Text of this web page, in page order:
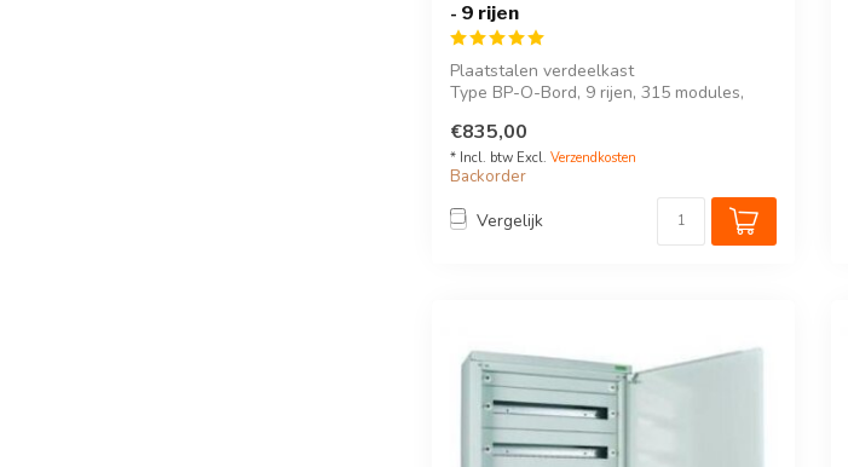
- 9 rijen
Plaatstalen verdeelkast
Type BP-O-Bord, 9 rijen, 315 modules,
35...
€835,00
* Incl. btw Excl. Verzendkosten
Backorder
Vergelijk